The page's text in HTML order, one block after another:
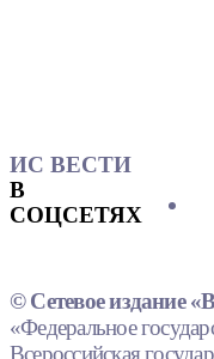
ИС ВЕСТИ
В
СОЦСЕТЯХ
© Сетевое издание
«Федеральное
Всероссийская